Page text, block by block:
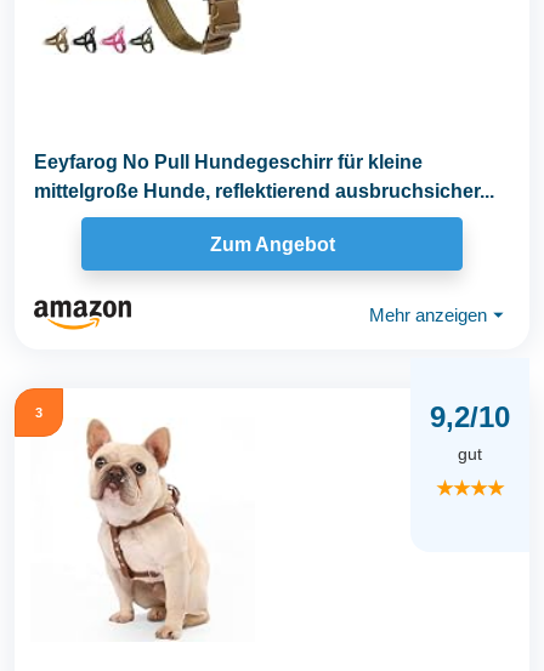
Eeyfarog No Pull Hundegeschirr für kleine
mittelgroße Hunde, reflektierend ausbruchsicher...
Zum Angebot
Mehr anzeigen ⏷
3 9,2/10
gut
★★★★